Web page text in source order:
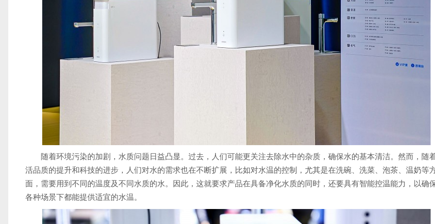
随着环境污染的加剧，水质问题日益凸显。过去，人们可能更关注去除水中的杂质，确保水的基本清洁。然而，随
活品质的提升和科技的进步，人们对水的需求也在不断扩展，比如对水温的控制，尤其是在洗碗、洗菜、泡茶、温奶等
面，需要用到不同的温度及不同水质的水。因此，这就要求产品在具备净化水质的同时，还要具有智能控温能力，以确
各种场景下都能提供适宜的水温。